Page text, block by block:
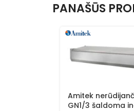
PANAŠŪS
Amitek
GN1/3 šaldoma